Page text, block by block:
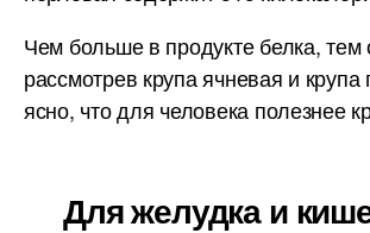
Чем больше в продукте белка, тем
рассмотрев крупа ячневая и крупа
ясно, что для человека полезнее
Для желудка и